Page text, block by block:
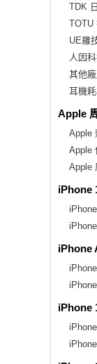
TDK
TOTU
UE羅
人因
其他
耳機
Apple
Apple
Apple
Apple
iPhone
iPhone
iPhone